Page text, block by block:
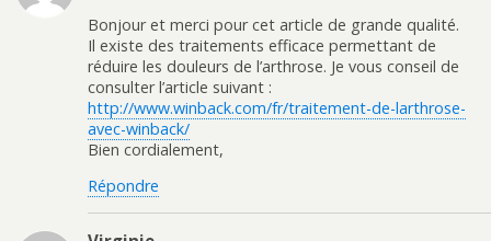
Bonjour et merci pour cet article de grande qualité.
Il existe des traitements efficace permettant de
réduire les douleurs de l’arthrose. Je vous conseil de
consulter l’article suivant :
http://www.winback.com/fr/traitement-de-larthrose-
avec-winback/
Bien cordialement,
Répondre